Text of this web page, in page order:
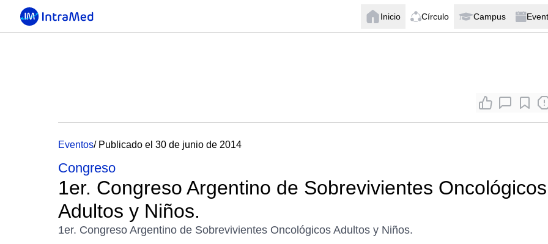
Inicio Círculo Campus
Eventos/ Publicado el 30 de junio de 2014
Congreso
1er. Congreso Argentino de Sobrevivientes Oncológicos
Adultos y Niños.
1er. Congreso Argentino de Sobrevivientes Oncológicos Adultos y Niños.